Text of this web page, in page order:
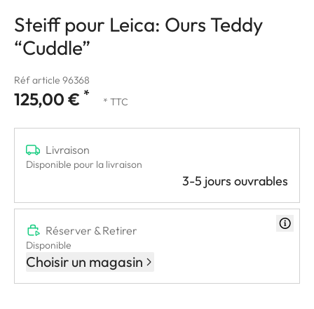
Steiff pour Leica: Ours Teddy
“Cuddle”
Réf article 96368
125,00 € * * TTC
Livraison
Disponible pour la livraison
3-5 jours ouvrables
Réserver & Retirer
Disponible
Choisir un magasin